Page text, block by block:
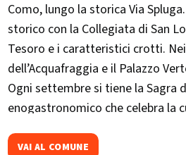
Como, lungo la storica Via
storico con la Collegiata di San
Tesoro e i caratteristici crotti.
dell’Acquafraggia e il Palazzo
Ogni settembre si tiene la Sagra
enogastronomico che celebra la
VAI AL COMUNE